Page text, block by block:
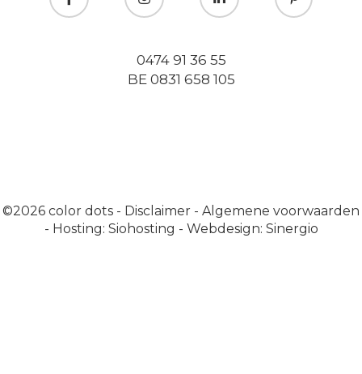
0474 91 36 55
BE 0831 658 105
©2026 color dots - Disclaimer - Algemene voorwaarden
- Hosting: Siohosting - Webdesign: Sinergio